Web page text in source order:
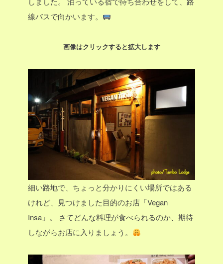
線バスで向かいます。
画像はクリックすると拡大します
細い路地で、ちょっと分かりにくい場所ではある
けれど、見つけました目的のお店「Vegan
Insa」。
さてどんな料理が食べられるのか、期待
しながらお店に入りましょう。